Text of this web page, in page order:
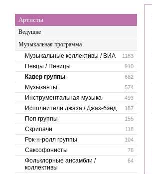
Артисты
Ведущие
Музыкальная программа
1183
Музыкальные коллективы / ВИА
910
Певцы / Певицы
662
Кавер группы
574
Музыканты
493
Инструментальная музыка
187
Исполнители джаза / Джаз-бэнд
155
Поп группы
118
Скрипачи
104
Рок-н-ролл группы
76
Саксофонисты
64
Фольклорные ансамбли /
коллективы